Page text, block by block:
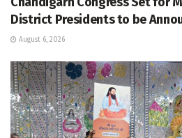
District Presidents to be
August 6, 2026